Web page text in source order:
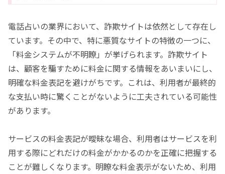
電話占いの業界において、詐欺サイトは依然として存在し
ています。その中で、特に悪質なサイトの特徴の一つに、
「料金システムが不明瞭」が挙げられます。詐欺サイト
は、顧客を騙すために料金に関する情報をあいまいにし、
明確な料金表記を避けがちです。これは、利用者が最終的
な支払い時に驚くことがないように工夫されている可能性
があります。
サービスの料金表記が曖昧な場合、利用者はサービスを利
用する際にどれだけの料金がかかるのかを正確に把握する
ことが難しくなります。明瞭な料金表示がないため、利用